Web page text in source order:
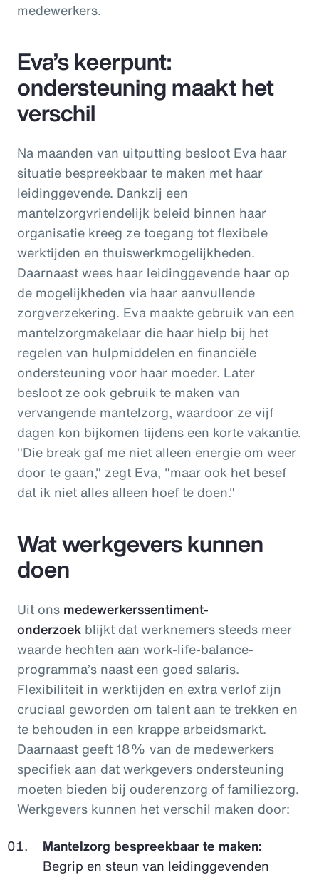
medewerkers.
Eva’s keerpunt:
ondersteuning maakt het
verschil
Na maanden van uitputting besloot Eva haar
situatie bespreekbaar te maken met haar
leidinggevende. Dankzij een
mantelzorgvriendelijk beleid binnen haar
organisatie kreeg ze toegang tot flexibele
werktijden en thuiswerkmogelijkheden.
Daarnaast wees haar leidinggevende haar op
de mogelijkheden via haar aanvullende
zorgverzekering. Eva maakte gebruik van een
mantelzorgmakelaar die haar hielp bij het
regelen van hulpmiddelen en financiële
ondersteuning voor haar moeder. Later
besloot ze ook gebruik te maken van
vervangende mantelzorg, waardoor ze vijf
dagen kon bijkomen tijdens een korte vakantie.
"Die break gaf me niet alleen energie om weer
door te gaan," zegt Eva, "maar ook het besef
dat ik niet alles alleen hoef te doen."
Wat werkgevers kunnen
doen
Uit ons medewerkerssentiment-
onderzoek blijkt dat werknemers steeds meer
waarde hechten aan work-life-balance-
programma’s naast een goed salaris.
Flexibiliteit in werktijden en extra verlof zijn
cruciaal geworden om talent aan te trekken en
te behouden in een krappe arbeidsmarkt.
Daarnaast geeft 18% van de medewerkers
specifiek aan dat werkgevers ondersteuning
moeten bieden bij ouderenzorg of familiezorg.
Werkgevers kunnen het verschil maken door:
Mantelzorg bespreekbaar te maken:
Begrip en steun van leidinggevenden